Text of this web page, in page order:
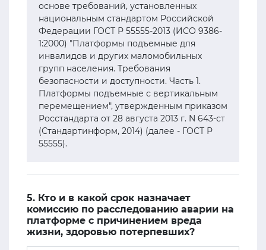
основе требований, установленных
национальным стандартом Российской
Федерации ГОСТ Р 55555-2013 (ИСО 9386-
1:2000) "Платформы подъемные для
инвалидов и других маломобильных
групп населения. Требования
безопасности и доступности. Часть 1.
Платформы подъемные с вертикальным
перемещением", утвержденным приказом
Росстандарта от 28 августа 2013 г. N 643-ст
(Стандартинформ, 2014) (далее - ГОСТ Р
55555).
5. Кто и в какой срок назначает
комиссию по расследованию аварии на
платформе с причинением вреда
жизни, здоровью потерпевших?